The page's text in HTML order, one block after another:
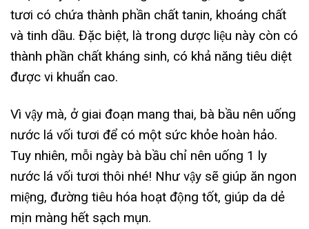
tươi có chứa thành phần chất tanin, khoáng chất
và tinh dầu. Đặc biệt, là trong dược liệu này còn có
thành phần chất kháng sinh, có khả năng tiêu diệt
được vi khuẩn cao.
Vì vậy mà, ở giai đoạn mang thai, bà bầu nên uống
nước lá vối tươi để có một sức khỏe hoàn hảo.
Tuy nhiên, mỗi ngày bà bầu chỉ nên uống 1 ly
nước lá vối tươi thôi nhé! Như vậy sẽ giúp ăn ngon
miệng, đường tiêu hóa hoạt động tốt, giúp da dẻ
mịn màng hết sạch mụn.